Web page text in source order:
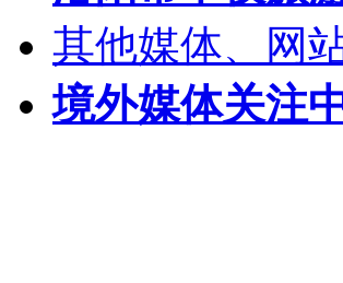
其他媒体、网
境外媒体关注